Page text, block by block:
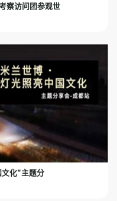
察访问团参观世
化”主题分